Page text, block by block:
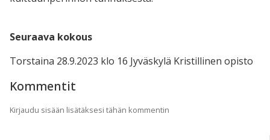
Seuraava kokous
Torstaina 28.9.2023 klo 16 Jyväskylä Kristillinen opisto
Kommentit
Kirjaudu sisään lisätäksesi tähän kommentin